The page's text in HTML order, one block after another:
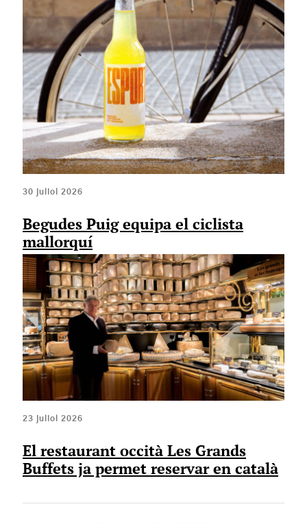
30 juliol 2026
Begudes Puig equipa el ciclista
mallorquí
23 juliol 2026
El restaurant occità Les Grands
Buffets ja permet reservar en català